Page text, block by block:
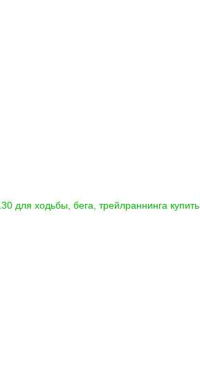
для ходьбы, бега, трейлраннинга купить